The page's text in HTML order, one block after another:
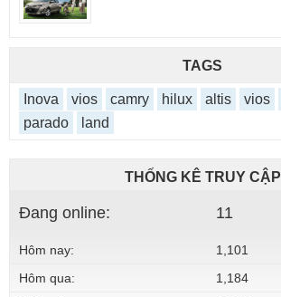
TAGS
Inova vios camry hilux altis vios
parado
land
THỐNG KÊ TRUY CẬP
Đang online: 11
Hôm nay:
1,101
Hôm qua:
1,184